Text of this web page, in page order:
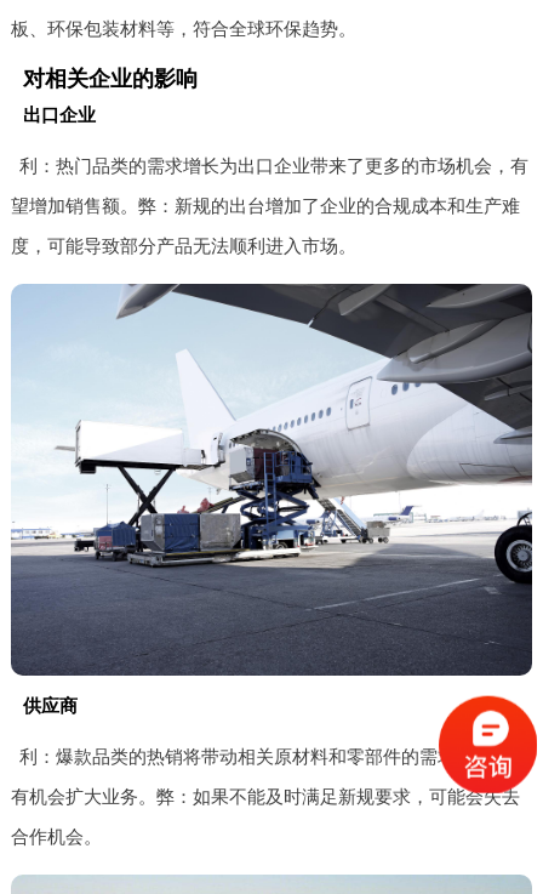
板、环保包装材料等，符合全球环保趋势。
对相关企业的影响
出口企业
利：热门品类的需求增长为出口企业带来了更多的市场机会，有
望增加销售额。弊：新规的出台增加了企业的合规成本和生产难
度，可能导致部分产品无法顺利进入市场。
供应商
利：爆款品类的热销将带动相关原材料和零部件的需求，供应商
有机会扩大业务。弊：如果不能及时满足新规要求，可能会失去
合作机会。